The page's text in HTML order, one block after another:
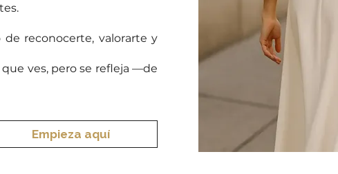
reconocerte, valorarte y
ves, pero se refleja —de
Empieza aquí